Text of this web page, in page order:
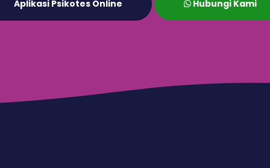
Aplikasi Psikotes Online Hubungi Kami